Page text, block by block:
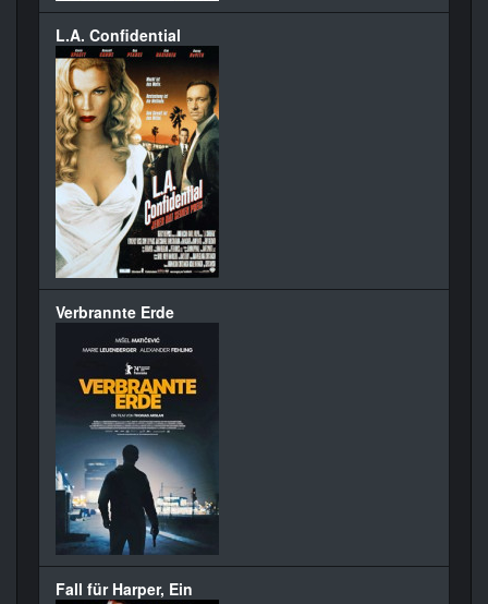
L.A. Confidential
Verbrannte Erde
Fall für Harper, Ein